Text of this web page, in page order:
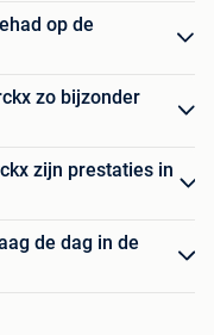
op de
zo bijzonder
zijn prestaties in
de dag in de